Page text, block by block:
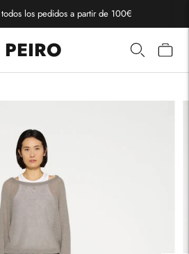
los pedidos a partir de 100€
PEIRO